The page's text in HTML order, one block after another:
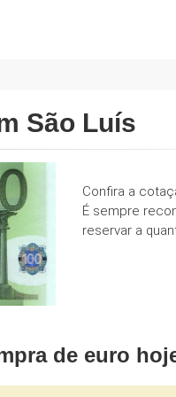
São Luís
Confira a
É sempre
reservar a
de euro